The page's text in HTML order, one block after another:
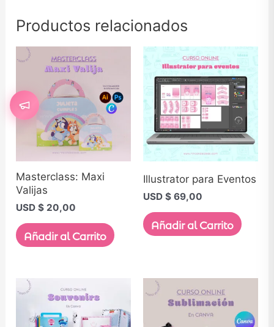
Productos relacionados
Masterclass: Maxi
Valijas
USD $ 20,00
Añadir al Carrito
Illustrator para Eventos
USD $ 69,00
Añadir al Carrito